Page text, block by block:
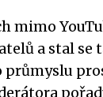
mimo
a stal